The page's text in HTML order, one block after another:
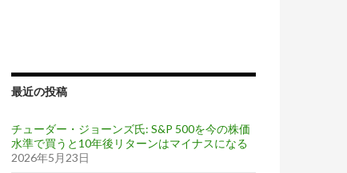
最近の投稿
チューダー・ジョーンズ氏: S&P 500を今の株価
水準で買うと10年後リターンはマイナスになる
2026年5月23日